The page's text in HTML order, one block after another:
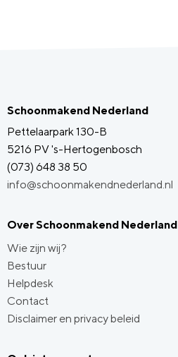
Schoonmakend Nederland
Pettelaarpark 130-B
5216 PV 's-Hertogenbosch
(073) 648 38 50
info@schoonmakendnederland.nl
Over Schoonmakend Nederland
Wie zijn wij?
Bestuur
Helpdesk
Contact
Disclaimer en privacy beleid